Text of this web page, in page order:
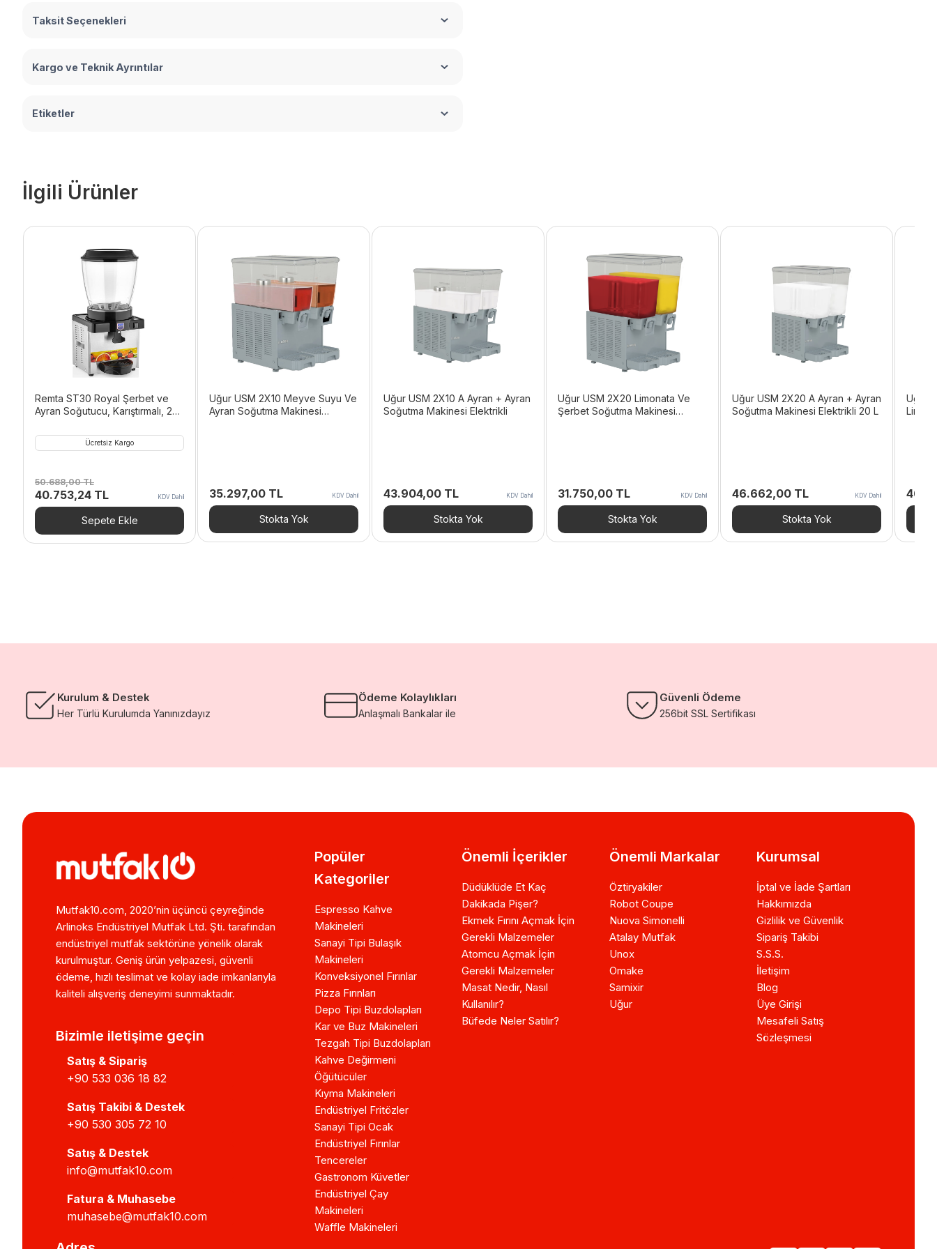
Taksit Seçenekleri
Kargo ve Teknik Ayrıntılar
Etiketler
İlgili Ürünler
Remta ST30 Royal Şerbet ve
Ayran Soğutucu, Karıştırmalı, 20
Ücretsiz Kargo
50.688,00TL
Orijinal
fiyat:
50.688,00 TL.
40.753,24 TL
andaki
fiyat:
40.753,24 TL.
KDV Dahil
Sepete Ekle
Uğur USM 2X10 Meyve Suyu Ve
Ayran Soğutma Makinesi
35.297,00 TL KDV Dahil
Stokta Yok
Uğur USM 2X10 A Ayran + Ayran
Soğutma Makinesi Elektrikli
43.904,00 TL KDV Dahil
Stokta Yok
Uğur USM 2X20 Limonata Ve
Şerbet Soğutma Makinesi
31.750,00 TL KDV Dahil
Stokta Yok
Uğur USM 2X20 A Ayran + Ayran
Soğutma Makinesi Elektrikli 20 L
46.662,00 TL KDV Dahil
Stokta Yok
Uğur
Kurulum & Destek
Her Türlü Kurulumda Yanınızdayız
Ödeme Kolaylıkları
Anlaşmalı Bankalar ile
Güvenli Ödeme
256bit SSL Sertifikası
Mutfak10.com, 2020’nin üçüncü çeyreğinde
Arlinoks Endüstriyel Mutfak Ltd. Şti. tarafından
endüstriyel mutfak sektörüne yönelik olarak
kurulmuştur. Geniş ürün yelpazesi, güvenli
ödeme, hızlı teslimat ve kolay iade imkanlarıyla
kaliteli alışveriş deneyimi sunmaktadır.
Bizimle iletişime geçin
Satış & Sipariş
+90 533 036 18 82
Satış Takibi & Destek
+90 530 305 72 10
Satış & Destek
info@mutfak10.com
Fatura & Muhasebe
muhasebe@mutfak10.com
Popüler
Kategoriler
Espresso Kahve
Makineleri
Sanayi Tipi Bulaşık
Makineleri
Konveksiyonel Fırınlar
Pizza Fırınları
Depo Tipi Buzdolapları
Kar ve Buz Makineleri
Tezgah Tipi Buzdolapları
Kahve Değirmeni
Öğütücüler
Kıyma Makineleri
Endüstriyel Fritözler
Sanayi Tipi Ocak
Endüstriyel Fırınlar
Tencereler
Gastronom Küvetler
Endüstriyel Çay
Makineleri
Waffle Makineleri
Önemli İçerikler
Düdüklüde Et Kaç
Dakikada Pişer?
Ekmek Fırını Açmak İçin
Gerekli Malzemeler
Atomcu Açmak İçin
Gerekli Malzemeler
Masat Nedir, Nasıl
Kullanılır?
Büfede Neler Satılır?
Önemli Markalar
Öztiryakiler
Robot Coupe
Nuova Simonelli
Atalay Mutfak
Unox
Omake
Samixir
Uğur
Kurumsal
İptal ve İade Şartları
Hakkımızda
Gizlilik ve Güvenlik
Sipariş Takibi
S.S.S.
İletişim
Blog
Üye Girişi
Mesafeli Satış
Sözleşmesi